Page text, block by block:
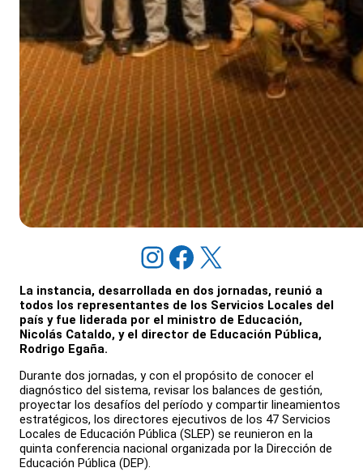
Instagram Facebook X
La instancia, desarrollada en dos jornadas, reunió a
todos los representantes de los Servicios Locales del
país y fue liderada por el ministro de Educación,
Nicolás Cataldo, y el director de Educación Pública,
Rodrigo Egaña.
Durante dos jornadas, y con el propósito de conocer el
diagnóstico del sistema, revisar los balances de gestión,
proyectar los desafíos del período y compartir lineamientos
estratégicos, los directores ejecutivos de los 47 Servicios
Locales de Educación Pública (SLEP) se reunieron en la
quinta conferencia nacional organizada por la Dirección de
Educación Pública (DEP).